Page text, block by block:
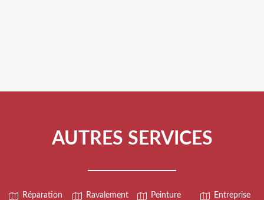
AUTRES SERVICES
Réparation
Ravalement
Peinture
Entreprise